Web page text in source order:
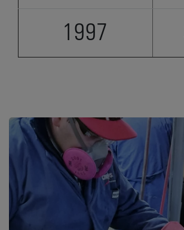
1997